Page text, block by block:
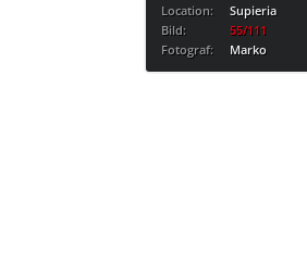
Location:
Supieria
Bild:
55/111
Fotograf:
Marko